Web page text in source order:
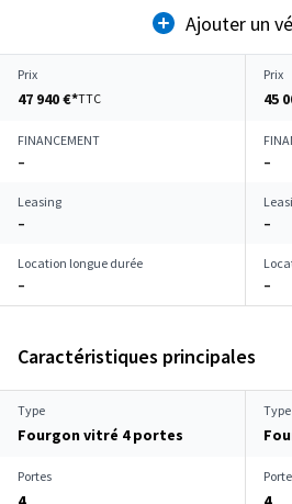
Ajouter un
Prix
47 940 €*TTC
Prix
45
FINANCEMENT
–
–
Leasing
–
–
Location longue durée
–
–
Caractéristiques principales
Type
Fourgon vitré 4 portes
Type
Portes